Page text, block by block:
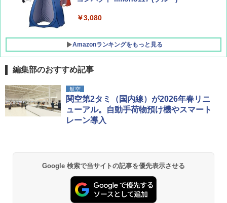
ATCW-150B エクルベージュ
￥3,080
Amazonランキングをもっと見る
編集部のおすすめ記事
航空
関空第2タミ（国内線）が2026年春リニ
ューアル。自動手荷物預け機やスマート
レーン導入
Google 検索で当サイトの記事を優先表示させる